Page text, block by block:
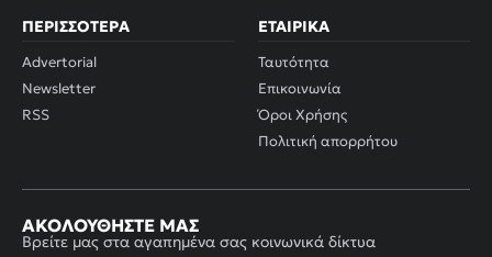
ΠΕΡΙΣΣΌΤΕΡΑ
Advertorial
Newsletter
RSS
ΕΤΑΙΡΙΚΆ
Ταυτότητα
Επικοινωνία
Όροι Χρήσης
Πολιτική απορρήτου
ΑΚΟΛΟΥΘΉΣΤΕ ΜΑΣ
Βρείτε μας στα αγαπημένα σας κοινωνικά δίκτυα